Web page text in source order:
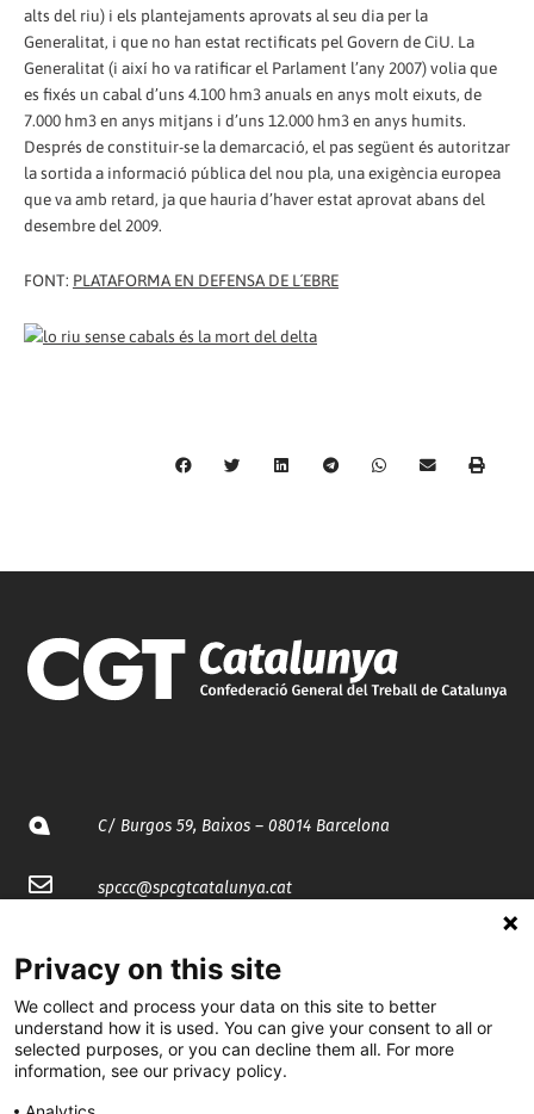
alts del riu) i els plantejaments aprovats al seu dia per la
Generalitat, i que no han estat rectificats pel Govern de CiU. La
Generalitat (i així ho va ratificar el Parlament l’any 2007) volia que
es fixés un cabal d’uns 4.100 hm3 anuals en anys molt eixuts, de
7.000 hm3 en anys mitjans i d’uns 12.000 hm3 en anys humits.
Després de constituir-se la demarcació, el pas següent és autoritzar
la sortida a informació pública del nou pla, una exigència europea
que va amb retard, ja que hauria d’haver estat aprovat abans del
desembre del 2009.
FONT: PLATAFORMA EN DEFENSA DE L´EBRE
C/ Burgos 59, Baixos – 08014 Barcelona
spccc@spcgtcatalunya.cat
@CGTCatalunya
cgtcatalunya
CGTCatalunya
Privacy on this site
We collect and process your data on this site to better
understand how it is used. You can give your consent to all or
selected purposes, or you can decline them all. For more
information, see our privacy policy.